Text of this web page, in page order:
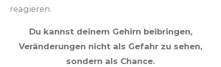
reagieren.
Du kannst deinem Gehirn beibringen,
Veränderungen nicht als Gefahr zu sehen,
sondern als Chance.